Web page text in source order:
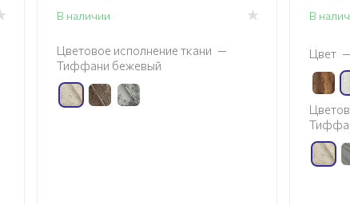
В наличии
Цветовое исполнение ткани —
Тиффани бежевый
В
Цвет